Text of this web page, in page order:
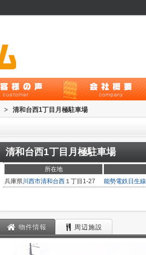
> 清和台西1丁目月極駐車場
清和台西1丁目月極駐車場
所在地
兵庫県川西市清和台西 １丁目1-27 能勢電鉄日生線
物件情報 周辺施設